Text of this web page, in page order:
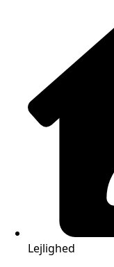
Lejlighed